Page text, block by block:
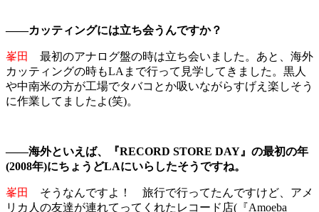
――カッティングには立ち会うんですか？
峯田
最初のアナログ盤の時は立ち会いました。あと、海外
カッティングの時もLAまで行って見学してきました。黒人
や中南米の方が工場でタバコとか吸いながらすげえ楽しそう
に作業してましたよ(笑)。
――海外といえば、『RECORD STORE DAY』の最初の年
(2008年)にちょうどLAにいらしたそうですね。
峯田
そうなんですよ！ 旅行で行ってたんですけど、アメ
リカ人の友達が連れてってくれたレコード店(『Amoeba